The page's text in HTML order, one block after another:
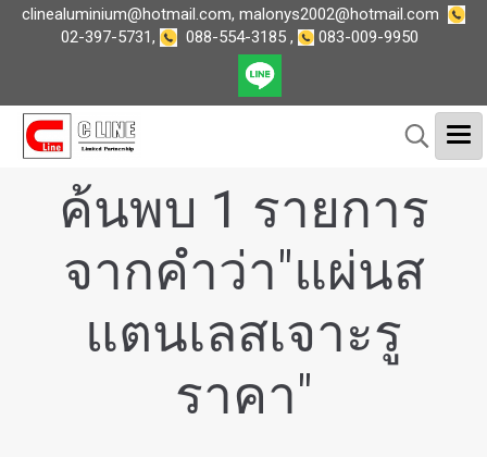
clinealuminium@hotmail.com, malonys2002@hotmail.com
02-397-5731, 088-554-3185, 083-009-9950
ค้นพบ 1 รายการ
จากคำว่า"แผ่นส
แตนเลสเจาะรู
ราคา"